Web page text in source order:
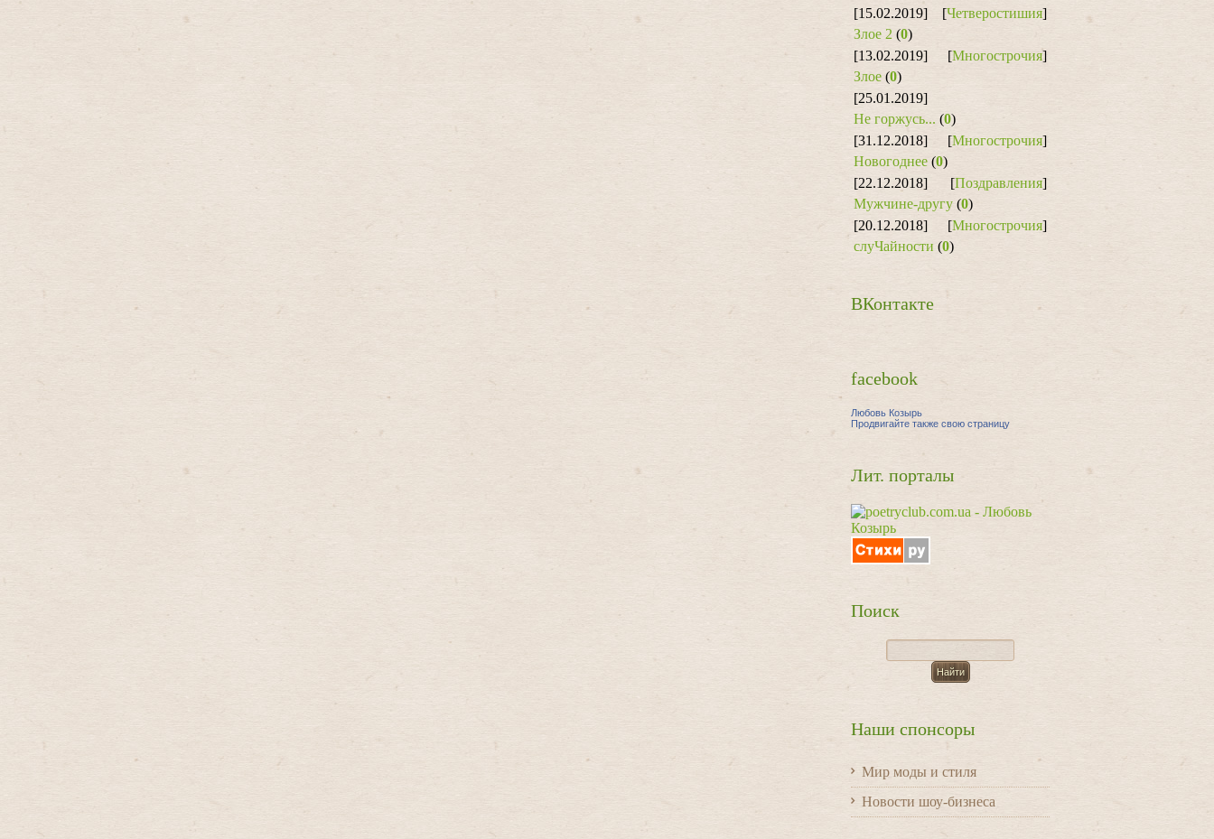
[15.02.2019]
[Четверостишия]
Злое 2 (0)
[13.02.2019]
[Многострочия]
Злое (0)
[25.01.2019]
Не горжусь... (0)
[31.12.2018]
[Многострочия]
Новогоднее (0)
[22.12.2018]
[Поздравления]
Мужчине-другу (0)
[20.12.2018]
[Многострочия]
слуЧайности (0)
ВКонтакте
facebook
Любовь Козырь
Продвигайте также свою страницу
Лит. порталы
Поиск
Наши спонсоры
Мир моды и стиля
Новости шоу-бизнеса